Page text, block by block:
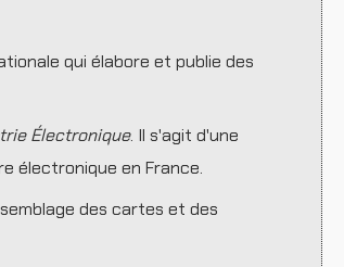
qui élabore et publie des
Électronique. Il s'agit d'une
électronique en France.
des cartes et des